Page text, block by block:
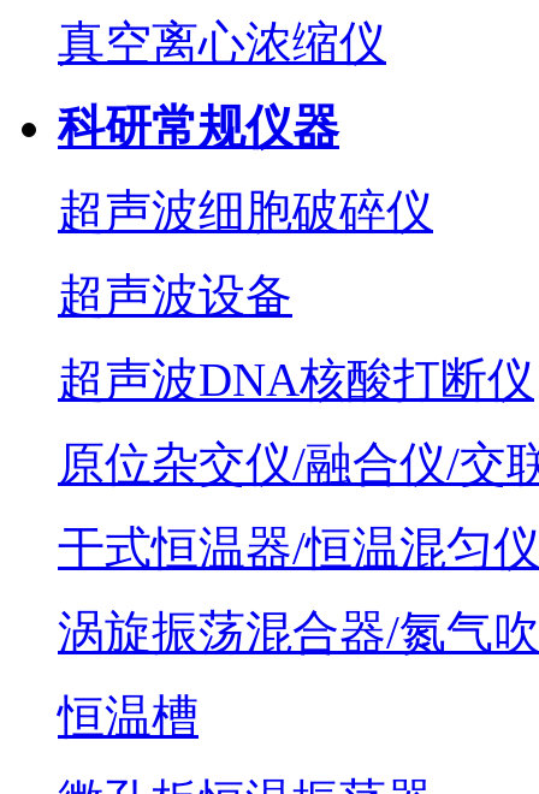
真空离心浓缩仪
科研常规仪器
超声波细胞破碎仪
超声波设备
超声波DNA核酸打断仪
原位杂交仪/融合仪/交
干式恒温器/恒温混匀仪
涡旋振荡混合器/氮气
恒温槽